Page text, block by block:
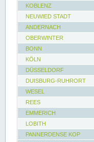
KOBLENZ
NEUWIED STADT
ANDERNACH
OBERWINTER
BONN
KÖLN
DÜSSELDORF
DUISBURG-RUHRORT
WESEL
REES
EMMERICH
LOBITH
PANNERDENSE KOP